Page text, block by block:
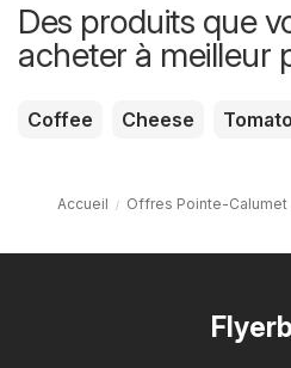
Des produits que
acheter à meilleur
Coffee Cheese
Accueil Offres Pointe-Calumet